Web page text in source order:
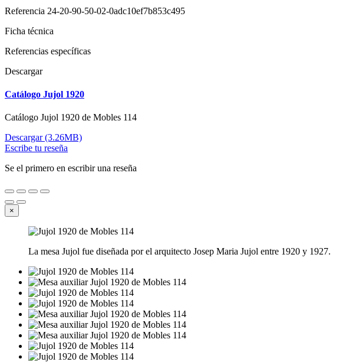
Referencia 24-20-90-50-02-0adc10ef7b853c495
Ficha técnica
Referencias específicas
Descargar
Catálogo Jujol 1920
Catálogo Jujol 1920 de Mobles 114
Descargar (3.26MB)
Escribe tu reseña
Se el primero en escribir una reseña
×
La mesa Jujol fue diseñada por el arquitecto Josep Maria Jujol entre 1920 y 1927.